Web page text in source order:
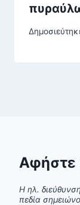
Αφήστε
Η ηλ.
πεδία